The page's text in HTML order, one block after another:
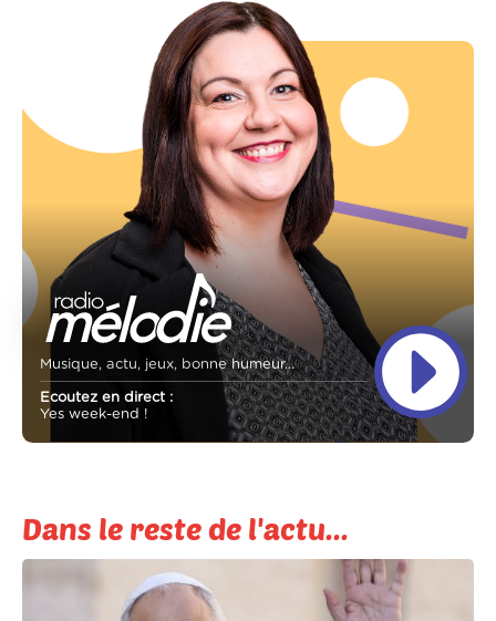
Musique, actu, jeux, bonne humeur...
Ecoutez en direct :
Yes week-end !
Dans le reste de l'actu...